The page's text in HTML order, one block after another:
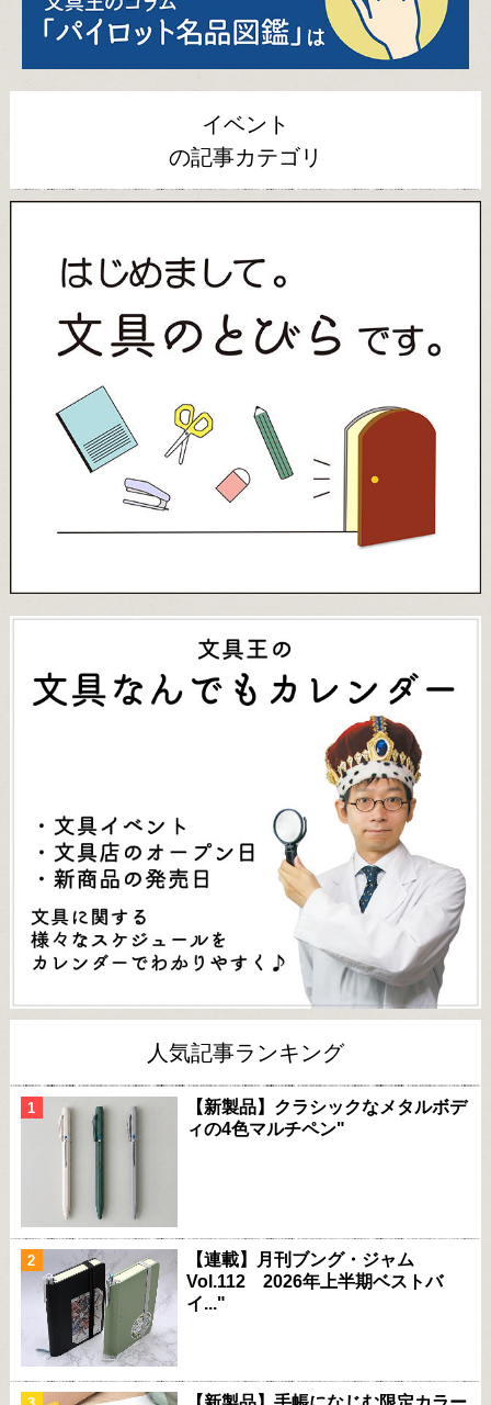
イベント
の記事カテゴリ
人気記事ランキング
【新製品】クラシックなメタルボデ
ィの4色マルチペン"
【連載】月刊ブング・ジャム
Vol.112 2026年上半期ベストバ
イ..."